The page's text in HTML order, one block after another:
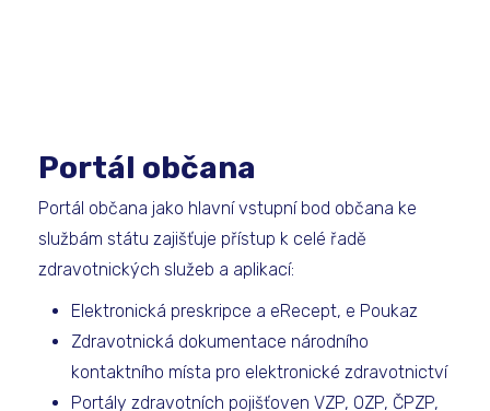
Portál občana
Portál občana jako hlavní vstupní bod občana ke
službám státu zajišťuje přístup k celé řadě
zdravotnických služeb a aplikací:
Elektronická preskripce a eRecept, e Poukaz
Zdravotnická dokumentace národního
kontaktního místa pro elektronické zdravotnictví
Portály zdravotních pojišťoven VZP, OZP, ČPZP,